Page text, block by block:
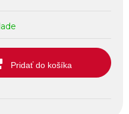
Pridať do košíka